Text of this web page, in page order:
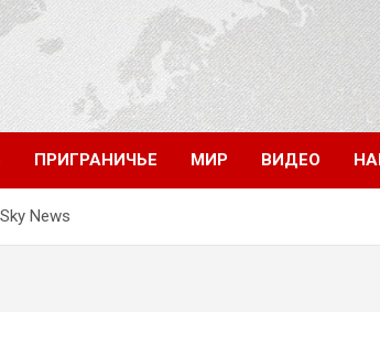
ПРИГРАНИЧЬЕ МИР ВИДЕО
News